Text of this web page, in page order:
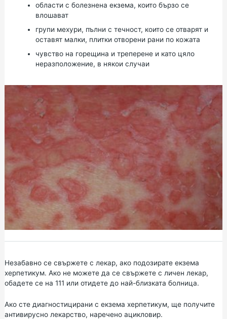
области с болезнена екзема, които бързо се
влошават
групи мехури, пълни с течност, които се отварят и
оставят малки, плитки отворени рани по кожата
чувство на горещина и треперене и като цяло
неразположение, в някои случаи
Незабавно се свържете с лекар, ако подозирате екзема
херпетикум. Ако не можете да се свържете с личен лекар,
обадете се на 111 или отидете до най-близката болница.
Ако сте диагностицирани с екзема херпетикум, ще получите
антивирусно лекарство, наречено ацикловир.